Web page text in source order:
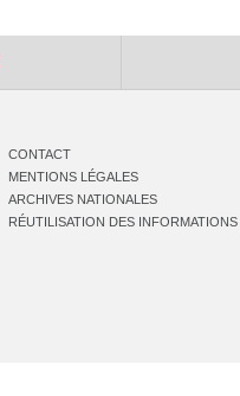
CONTACT
MENTIONS LÉGALES
ARCHIVES NATIONALES
RÉUTILISATION DES INFORMATIONS